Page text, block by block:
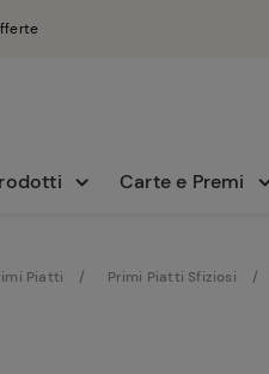
Carte e Premi
Piatti Primi Piatti Sfiziosi